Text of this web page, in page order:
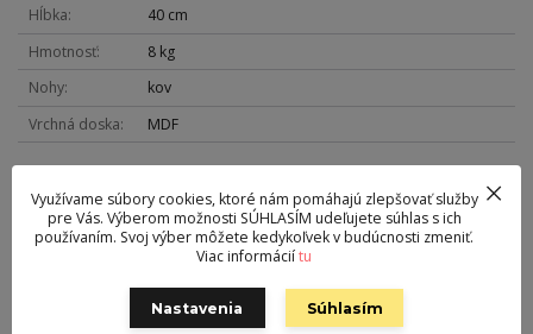
Hĺbka
40 cm
Hmotnosť
8 kg
Nohy
kov
Vrchná doska
MDF
Kontakt
0905 430 367
Po-Pia 8-18 hod.
Využívame súbory cookies, ktoré nám pomáhajú zlepšovať služby
pre Vás. Výberom možnosti SÚHLASÍM udeľujete súhlas s ich
používaním. Svoj výber môžete kedykoľvek v budúcnosti zmeniť.
Viac informáciítu
Nastavenia Súhlasím